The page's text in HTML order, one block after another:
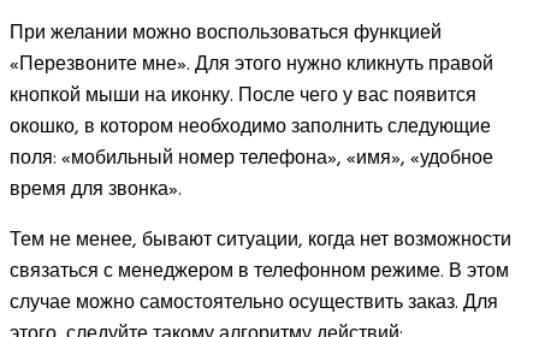
При желании можно воспользоваться функцией
«Перезвоните мне». Для этого нужно кликнуть правой
кнопкой мыши на иконку. После чего у вас появится
окошко, в котором необходимо заполнить следующие
поля: «мобильный номер телефона», «имя», «удобное
время для звонка».
Тем не менее, бывают ситуации, когда нет возможности
связаться с менеджером в телефонном режиме. В этом
случае можно самостоятельно осуществить заказ. Для